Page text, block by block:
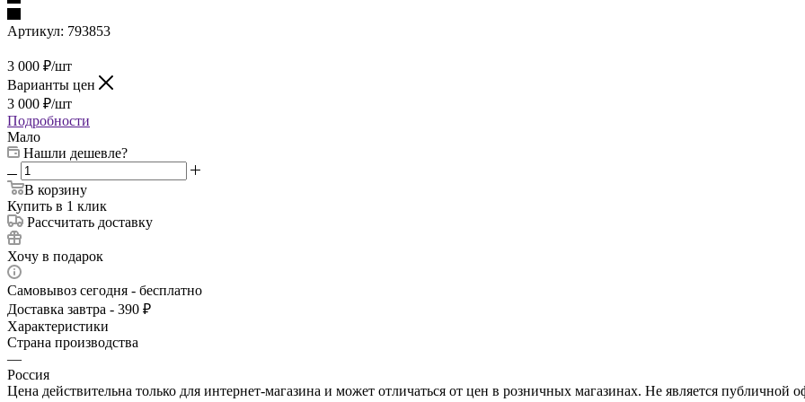
Артикул: 793853
3 000 ₽/шт
Варианты цен
3 000 ₽/шт
Подробности
Мало
Нашли дешевле?
В корзину
Купить в 1 клик
Рассчитать доставку
Хочу в подарок
Самовывоз сегодня - бесплатно
Доставка завтра - 390 ₽
Характеристики
Страна производства
—
Россия
Цена действительна только для интернет-магазина и может отличаться от цен в розничных магазинах. Не является публичной